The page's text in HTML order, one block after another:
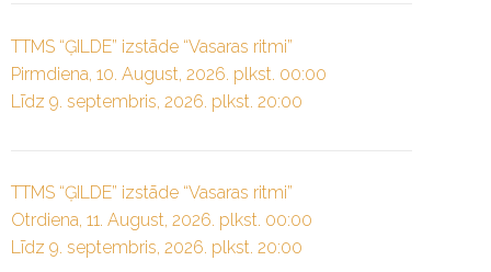
TTMS “ĢILDE” izstāde “Vasaras ritmi”
Pirmdiena, 10. August, 2026. plkst. 00:00
Līdz 9. septembris, 2026. plkst. 20:00
TTMS “ĢILDE” izstāde “Vasaras ritmi”
Otrdiena, 11. August, 2026. plkst. 00:00
Līdz 9. septembris, 2026. plkst. 20:00